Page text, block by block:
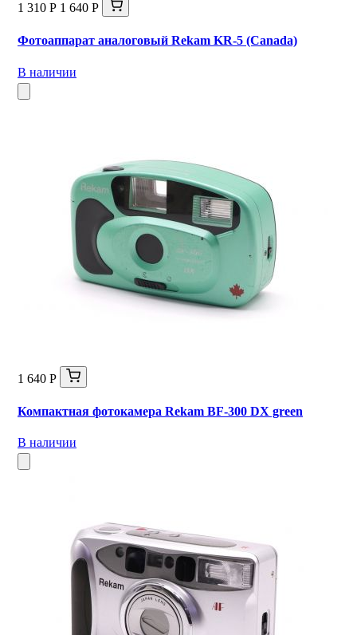
1 310 Р 1 640 Р
Фотоаппарат аналоговый Rekam KR-5 (Canada)
В наличии
1 640 Р
Компактная фотокамера Rekam BF-300 DX green
В наличии